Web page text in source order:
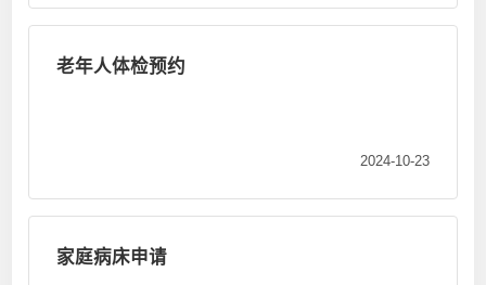
老年人体检预约
2024-10-23
家庭病床申请